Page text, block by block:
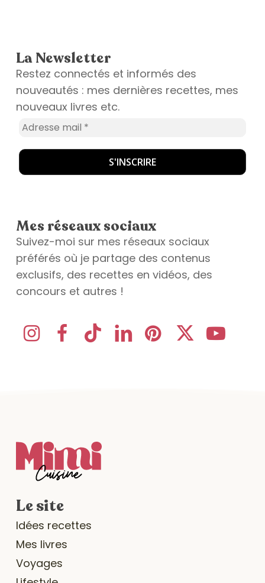
La Newsletter
Restez connectés et informés des
nouveautés : mes dernières recettes, mes
nouveaux livres etc.
Mes réseaux sociaux
Suivez-moi sur mes réseaux sociaux
préférés où je partage des contenus
exclusifs, des recettes en vidéos, des
concours et autres !
Le site
Idées recettes
Mes livres
Voyages